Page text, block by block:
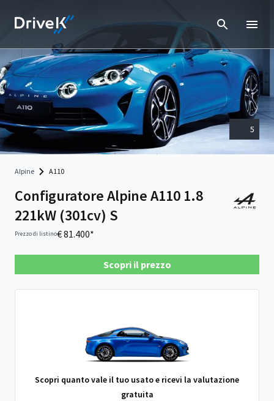
5
Alpine A110
Configuratore Alpine A110 1.8
221kW (301cv) S
Prezzo di listino€ 81.400*
Scopri il prezzo
Scopri quanto vale il tuo usato e ricevi la valutazione
gratuita